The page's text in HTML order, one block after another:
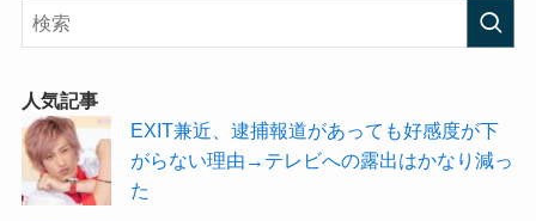
人気記事
EXIT兼近、逮捕報道があっても好感度が下
がらない理由→テレビへの露出はかなり減っ
た